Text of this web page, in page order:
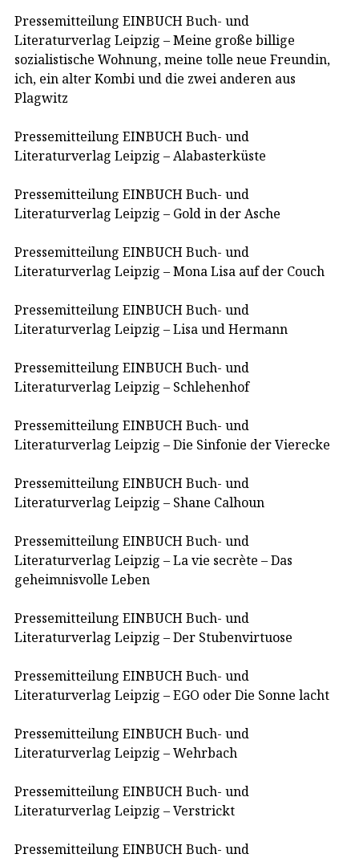
Pressemitteilung EINBUCH Buch- und
Literaturverlag Leipzig – Meine große billige
sozialistische Wohnung, meine tolle neue Freundin,
ich, ein alter Kombi und die zwei anderen aus
Plagwitz
Pressemitteilung EINBUCH Buch- und
Literaturverlag Leipzig – Alabasterküste
Pressemitteilung EINBUCH Buch- und
Literaturverlag Leipzig – Gold in der Asche
Pressemitteilung EINBUCH Buch- und
Literaturverlag Leipzig – Mona Lisa auf der Couch
Pressemitteilung EINBUCH Buch- und
Literaturverlag Leipzig – Lisa und Hermann
Pressemitteilung EINBUCH Buch- und
Literaturverlag Leipzig – Schlehenhof
Pressemitteilung EINBUCH Buch- und
Literaturverlag Leipzig – Die Sinfonie der Vierecke
Pressemitteilung EINBUCH Buch- und
Literaturverlag Leipzig – Shane Calhoun
Pressemitteilung EINBUCH Buch- und
Literaturverlag Leipzig – La vie secrète – Das
geheimnisvolle Leben
Pressemitteilung EINBUCH Buch- und
Literaturverlag Leipzig – Der Stubenvirtuose
Pressemitteilung EINBUCH Buch- und
Literaturverlag Leipzig – EGO oder Die Sonne lacht
Pressemitteilung EINBUCH Buch- und
Literaturverlag Leipzig – Wehrbach
Pressemitteilung EINBUCH Buch- und
Literaturverlag Leipzig – Verstrickt
Pressemitteilung EINBUCH Buch- und